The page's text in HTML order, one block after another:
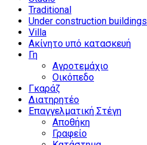
Traditional
Under construction buildings
Villa
Ακίνητο υπό κατασκευή
Γη
Αγροτεμάχιο
Οικόπεδο
Γκαράζ
Διατηρητέο
Επαγγελματική Στέγη
Αποθήκη
Γραφείο